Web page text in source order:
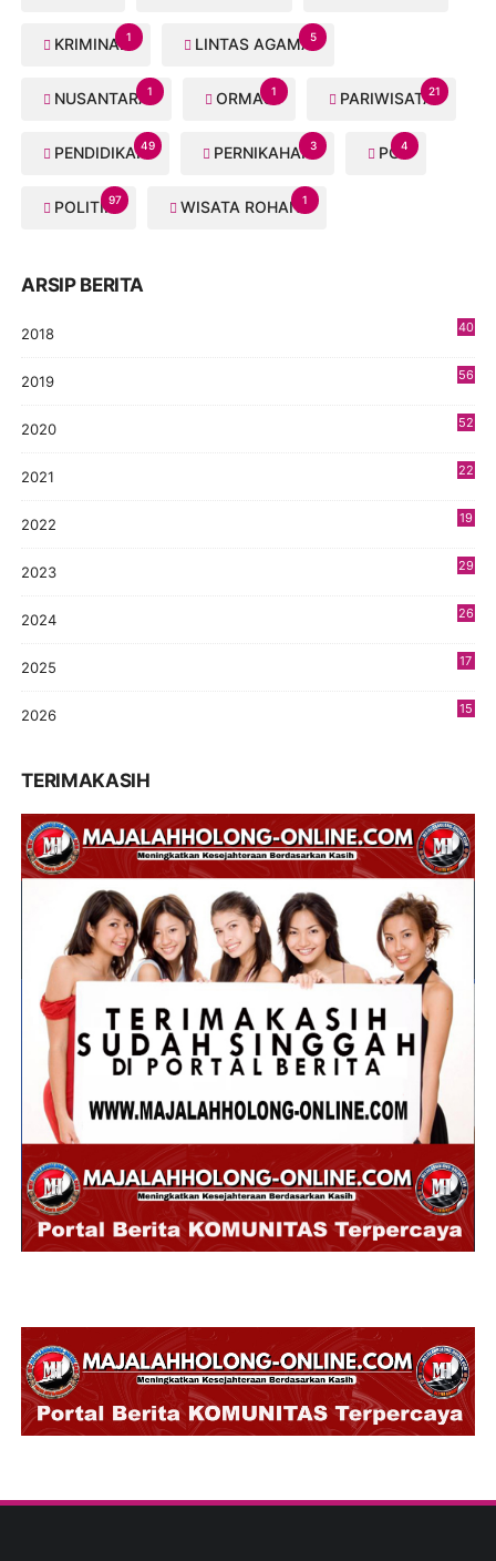
KRIMINAL1 LINTAS AGAMA5
NUSANTARA1 ORMAS1 PARIWISATA21
PENDIDIKAN49 PERNIKAHAN3 PGI4
POLITIK97 WISATA ROHANI1
ARSIP BERITA
2018
40
2019
56
2020
52
2021
22
2022
19
2023
29
2024
26
2025
17
2026
15
TERIMAKASIH